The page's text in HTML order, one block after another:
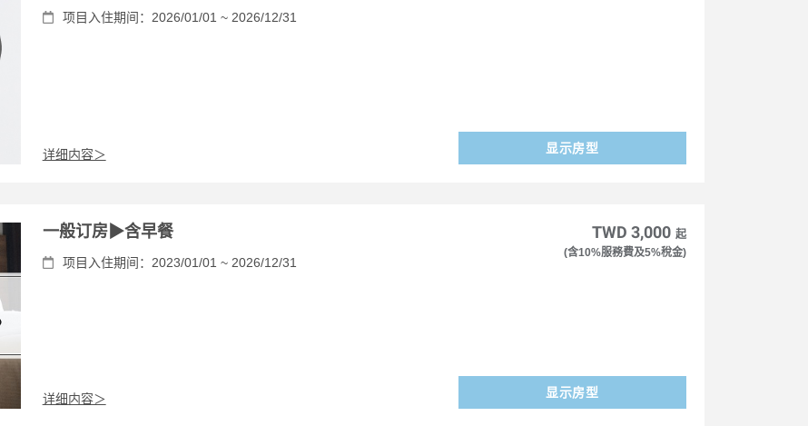
项目入住期间：2026/01/01 ~ 2026/12/31
详细内容＞ 显示房型
一般订房▶含早餐
项目入住期间：2023/01/01 ~ 2026/12/31
详细内容＞
TWD 3,000 起
(含10%服務費及5%稅金)
显示房型